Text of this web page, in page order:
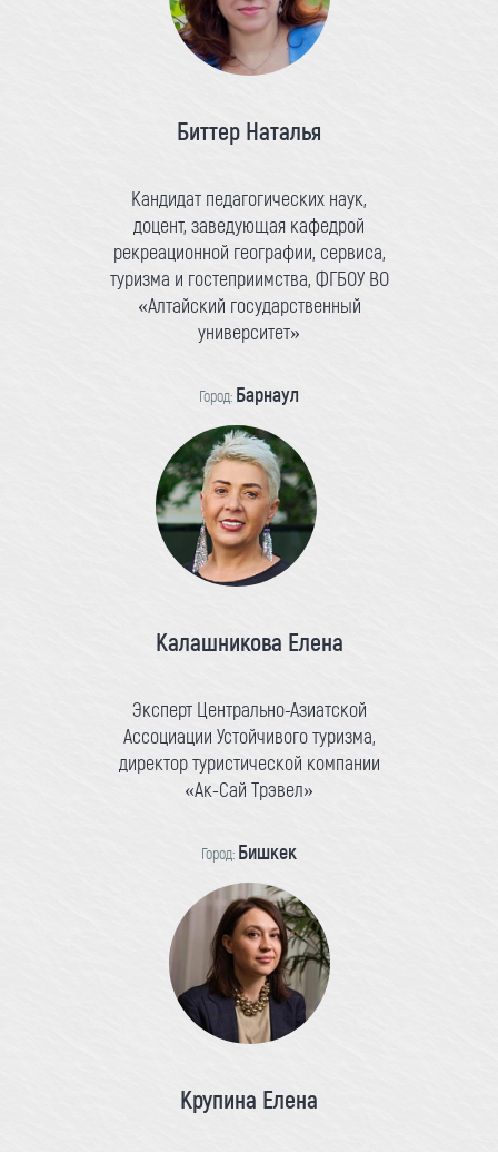
Биттер Наталья
Кандидат педагогических наук,
доцент, заведующая кафедрой
рекреационной географии, сервиса,
туризма и гостеприимства, ФГБОУ ВО
«Алтайский государственный
университет»
Город: Барнаул
Калашникова Елена
Эксперт Центрально-Азиатской
Ассоциации Устойчивого туризма,
директор туристической компании
«Ак-Сай Трэвел»
Город: Бишкек
Крупина Елена